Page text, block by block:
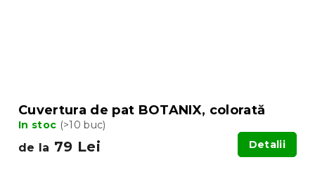
Cuvertura de pat BOTANIX, colorată
In stoc (>10 buc)
de la 79 Lei Detalii